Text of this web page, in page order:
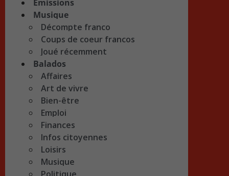
Émissions
Musique
Décompte franco
Coups de coeur francos
Joué récemment
Balados
Affaires
Art de vivre
Bien-être
Emploi
Finances
Infos citoyennes
Loisirs
Musique